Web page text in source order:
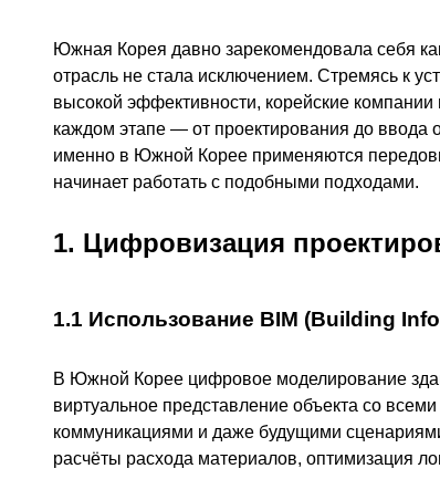
Южная Корея давно зарекомендовала себя
отрасль не стала исключением. Стремясь к
высокой эффективности, корейские
каждом этапе — от проектирования до ввода
именно в Южной Корее применяются
начинает работать с подобными подходами.
1. Цифровизация
1.1 Использование BIM (Building
В Южной Корее цифровое моделирование
виртуальное представление объекта со
коммуникациями и даже будущими
расчёты расхода материалов, оптимизация